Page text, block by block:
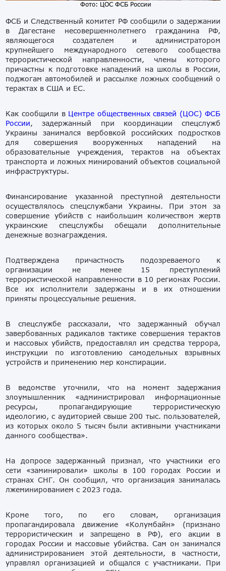
Фото: ЦОС ФСБ России
ФСБ и Следственный комитет РФ сообщили о задержании
в Дагестане несовершеннолетнего гражданина РФ,
являющегося создателем и администратором
крупнейшего международного сетевого сообщества
террористической направленности, члены которого
причастны к подготовке нападений на школы в России,
поджогам автомобилей и рассылке ложных сообщений о
терактах в США и ЕС.
Как сообщили в Центре общественных связей (ЦОС) ФСБ
России, задержанный при координации спецслужб
Украины занимался вербовкой российских подростков
для совершения вооруженных нападений на
образовательные учреждения, терактов на объектах
транспорта и ложных минирований объектов социальной
инфраструктуры.
Финансирование указанной преступной деятельности
осуществлялось спецслужбами Украины. При этом за
совершение убийств с наибольшим количеством жертв
украинские спецслужбы обещали дополнительные
денежные вознаграждения.
Подтверждена причастность подозреваемого к
организации не менее 15 преступлений
террористической направленности в 10 регионах России.
Все их исполнители задержаны и в их отношении
приняты процессуальные решения.
В спецслужбе рассказали, что задержанный обучал
завербованных радикалов тактике совершения терактов
и массовых убийств, предоставлял им средства террора,
инструкции по изготовлению самодельных взрывных
устройств и применению мер конспирации.
В ведомстве уточнили, что на момент задержания
злоумышленник «администрировал информационные
ресурсы, пропагандирующие террористическую
идеологию, с аудиторией свыше 200 тыс. пользователей,
из которых около 5 тысяч были активными участниками
данного сообщества».
На допросе задержанный признал, что участники его
сети «заминировали» школы в 100 городах России и
странах СНГ. Он сообщил, что организация занималась
лжеминированием с 2023 года.
Кроме того, по его словам, организация
пропагандировала движение «Колумбайн» (признано
террористическим и запрещено в РФ), его акции в
городах России и массовые убийства. Сам он занимался
администрированием этой деятельности, в частности,
управлял организацией и общался с участниками. При